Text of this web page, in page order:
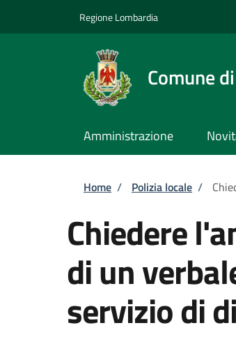
Regione Lombardia
Comune
Amministrazione
Briciole di
Home / Polizia locale /
Chiedere
di un
servizio di